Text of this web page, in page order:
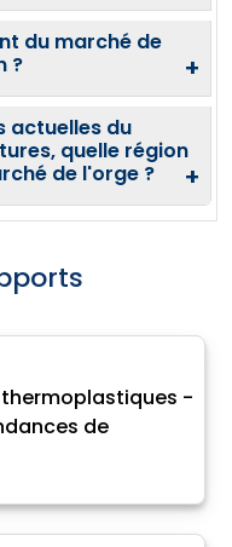
du marché de
?
+
actuelles du
quelle région
de l'orge ?
+
-
de